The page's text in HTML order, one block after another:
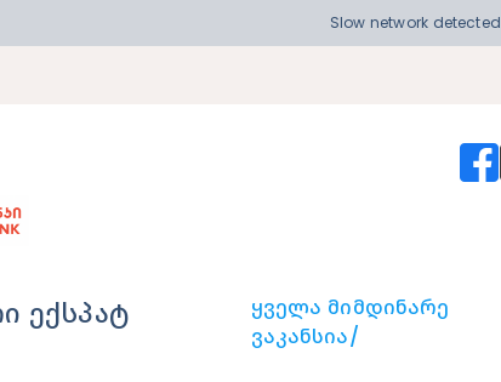
Slow network
ექსპატ
Ყველა Მიმდინარე
Ვაკანსია/